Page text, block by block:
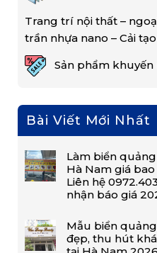
Trang trí nội thất –
trần nhựa nano – Cải
Sản phẩm khuyến
Bài Viết Mới Nhất
Làm biển
Hà Nam giá
Liên hệ
nhận báo giá
Mẫu biển
đẹp, thu hút